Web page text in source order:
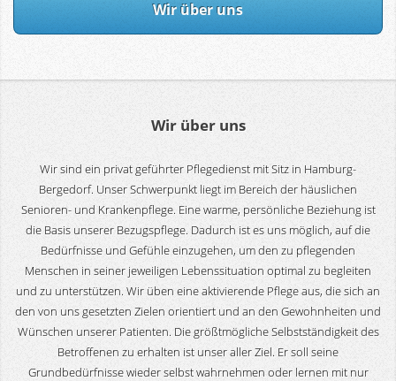
Wir über uns
Wir über uns
Wir sind ein privat geführter Pflegedienst mit Sitz in Hamburg-
Bergedorf. Unser Schwerpunkt liegt im Bereich der häuslichen
Senioren- und Krankenpflege. Eine warme, persönliche Beziehung ist
die Basis unserer Bezugspflege. Dadurch ist es uns möglich, auf die
Bedürfnisse und Gefühle einzugehen, um den zu pflegenden
Menschen in seiner jeweiligen Lebenssituation optimal zu begleiten
und zu unterstützen. Wir üben eine aktivierende Pflege aus, die sich an
den von uns gesetzten Zielen orientiert und an den Gewohnheiten und
Wünschen unserer Patienten. Die größtmögliche Selbstständigkeit des
Betroffenen zu erhalten ist unser aller Ziel. Er soll seine
Grundbedürfnisse wieder selbst wahrnehmen oder lernen mit nur